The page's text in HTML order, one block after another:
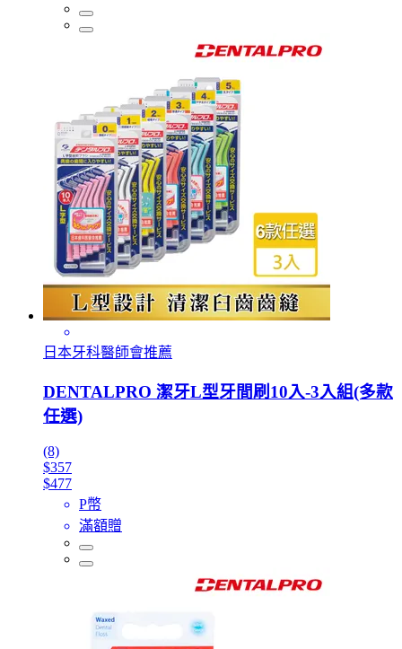
日本牙科醫師會推薦
DENTALPRO 潔牙L型牙間刷10入-3入組(多款
任選)
(8)
$357
$477
P幣
滿額贈